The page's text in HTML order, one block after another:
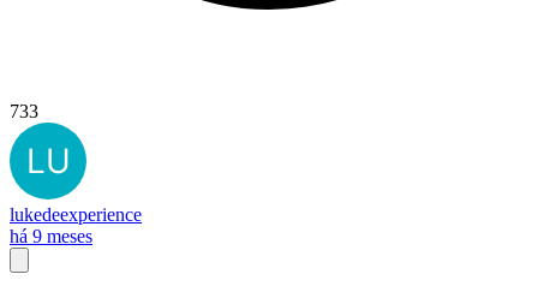
733
lukedeexperience
há 9 meses